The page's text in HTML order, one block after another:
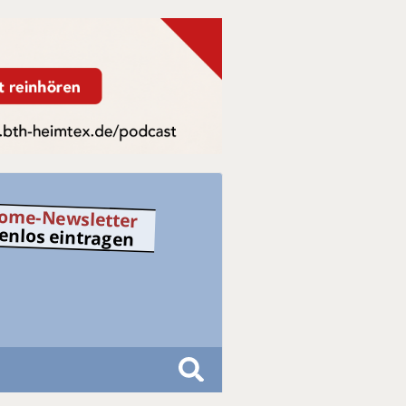
Newsletter
eintragen
S